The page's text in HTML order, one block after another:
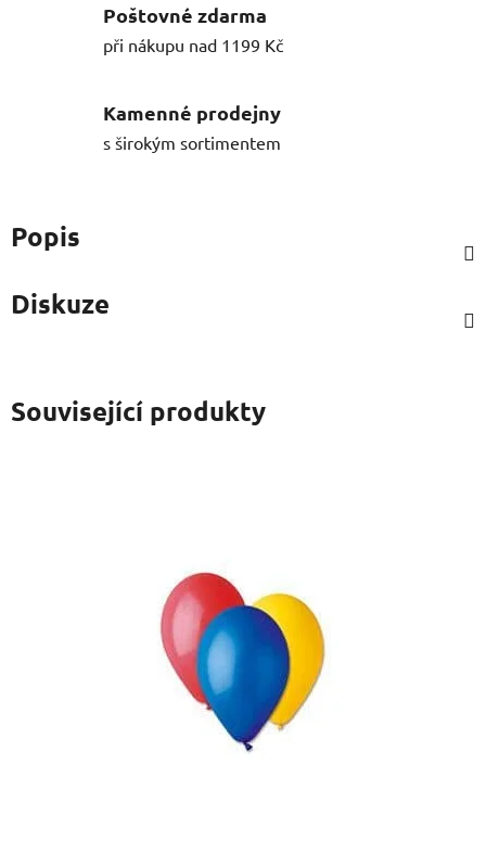
Poštovné zdarma
při nákupu nad 1199 Kč
Kamenné prodejny
s širokým sortimentem
Popis
Diskuze
Související produkty